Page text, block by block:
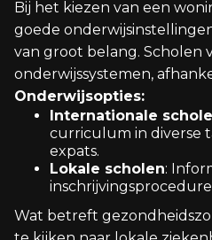
Bij het kiezen van een
goede
van groot belang. Scholen
onderwijssystemen,
Onderwijsopties:
Internationale
curriculum in diverse
expats.
Lokale scholen:
Wat betreft